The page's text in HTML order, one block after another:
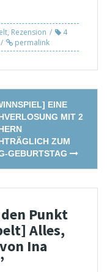
, Rezension
4
permalink
EINE
MIT 2
ZUM
GEBURTSTAG
Punkt
Alles,
Ina